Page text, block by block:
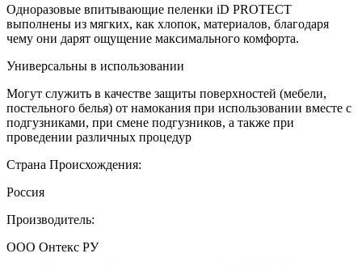
Одноразовые впитывающие пеленки iD PROTECT
выполнены из мягких, как хлопок, материалов, благодаря
чему они дарят ощущение максимального комфорта.
Универсальны в использовании
Могут служить в качестве защиты поверхностей (мебели,
постельного белья) от намокания при использовании вместе с
подгузниками, при смене подгузников, а также при
проведении различных процедур
Страна Происхождения:
Россия
Производитель:
ООО Онтекс РУ